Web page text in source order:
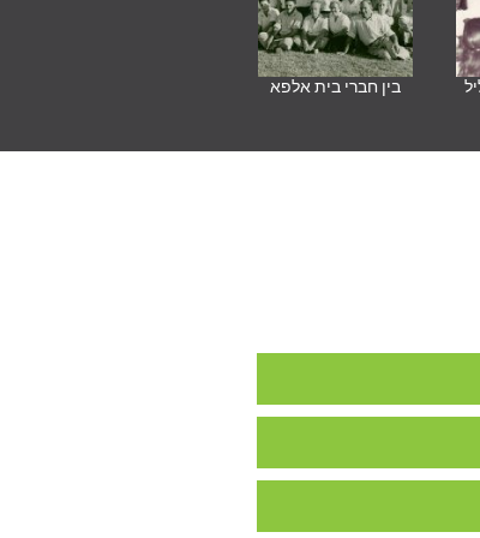
בין חברי בית אלפא